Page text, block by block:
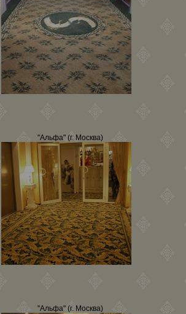
"Альфа" (г. Москва)
"Альфа" (г. Москва)